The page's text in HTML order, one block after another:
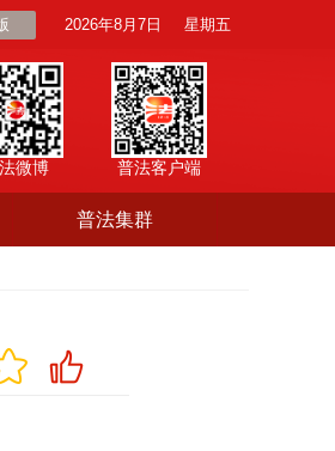
2026年8月7日 星期五
普法客户端
微博
普法集群